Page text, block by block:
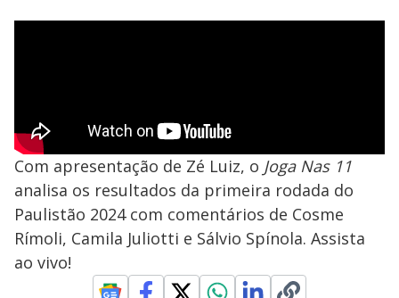
Com apresentação de Zé Luiz, o Joga Nas 11
analisa os resultados da primeira rodada do
Paulistão 2024 com comentários de Cosme
Rímoli, Camila Juliotti e Sálvio Spínola. Assista
ao vivo!